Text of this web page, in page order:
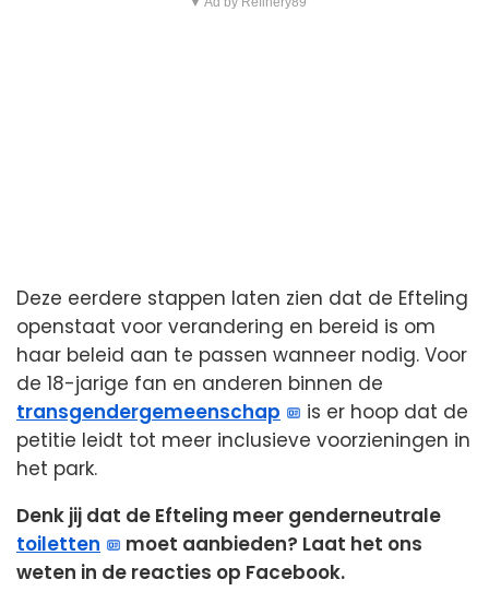
Deze eerdere stappen laten zien dat de Efteling
openstaat voor verandering en bereid is om
haar beleid aan te passen wanneer nodig. Voor
de 18-jarige fan en anderen binnen de
transgendergemeenschap
is er hoop dat de
petitie leidt tot meer inclusieve voorzieningen in
het park.
Denk jij dat de Efteling meer genderneutrale
toiletten
moet aanbieden? Laat het ons
weten in de reacties op Facebook.